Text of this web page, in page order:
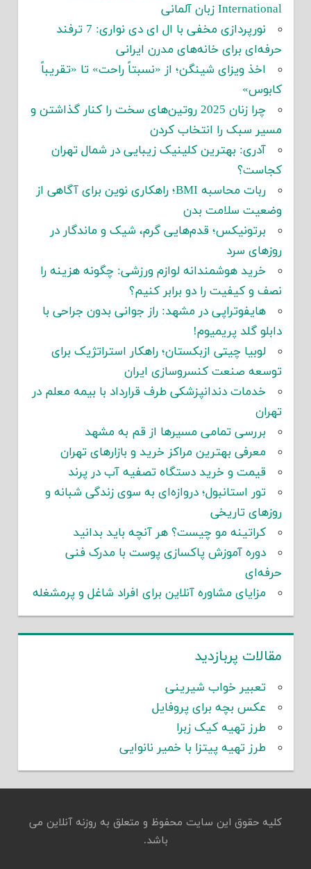
International زبان آلمانی
نورپردازی مخفی با ال ای دی نواری: 7 ترفند
حرفه‌ای برای خانه‌های مدرن ایرانی
اخذ ویزای شینگن؛ از «نسبتاً راحت» تا «تقریباً
کابوس»
چرا زنان 2025 روتین‌های سخت را کنار گذاشتن و
مسیر سبک را انتخاب کردن
آدری: بهترین کلینیک زیبایی در شمال تهران
کجاست؟
ربات محاسبه BMI؛ راهکاری نوین برای آگاهی از
وضعیت سلامت بدن
برتونیکس؛ قدم‌هایی گرم، شیک و ماندگار در
روزهای سرد
خرید هوشمندانه لوازم ورزشی: چگونه هزینه را
نصف و کیفیت را دو برابر کنیم؟
هایفوتراپی در مشهد: راز جوانی بدون جراحی با
دابلو گلد پریمیوم!
لوبیا چیتی ازبکستان؛ راهکار استراتژیک برای
توسعه صنعت کنسروسازی ایران
خدمات دندانپزشکی طرف قرارداد با بیمه معلم در
تهران
بررسی تمامی مسیرها از قم به مشهد
معرفی بهترین مراکز خرید و بازارهای تهران
قیمت و خرید دستگاه تصفیه آب در پرند
تور استانبول؛ دروازه‌ای به سوی زندگی شبانه و
روزهای تاریخی
کراتینه مو چیست؟ هر آنچه باید بدانید
دوره آموزش پاکسازی پوست با مدرک فنی
حرفه‌ای
مزایای مشاوره آنلاین برای افراد شاغل و پرمشغله
مقالات پربازدید
تعبیر خواب شیرینی
عکس بچه برای پروفایل
طرز تهیه کیک زبرا
طرز تهیه پیتزا با خمیر نانوایی
کلیه حقوق این سایت محفوظ و متعلق به روزنه آنلاین می
باشد.